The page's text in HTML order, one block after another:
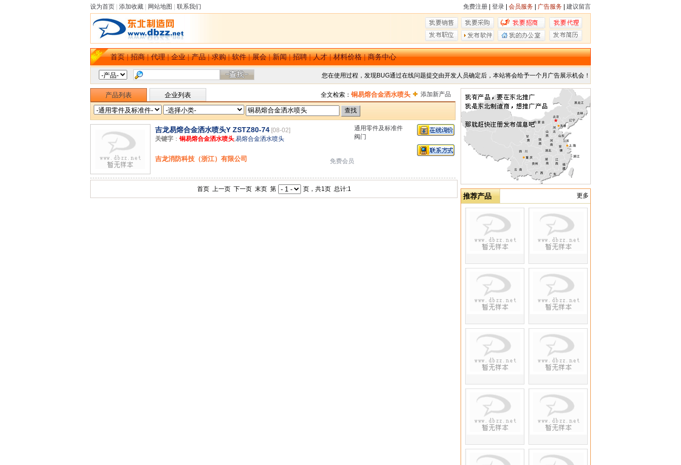
设为首页 添加收藏 网站地图 联系我们 免费注册 登录 会员服务 广告服务 建议留言
首页|招商|代理|企业|产品|求购|软件|展会|新闻|招聘|人才|材料价格|商务中心
您在使用过程，发现BUG通过在线问题提交由开发人员确定后，本站将会给予一个月广告展示机会！
产品列表 企业列表 全文检索： 铜易熔合金洒水喷头 添加新产品
吉龙易熔合金洒水喷头Y ZSTZ80-74 [08-02]
关键字 ： 铜易熔合金洒水喷头,易熔合金洒水喷头
吉龙消防科技（浙江）有限公司 免费会员
通用零件及标准件
阀门
首页 上一页 下一页 末页 第 页，共1页 总计:1
推荐产品 更多